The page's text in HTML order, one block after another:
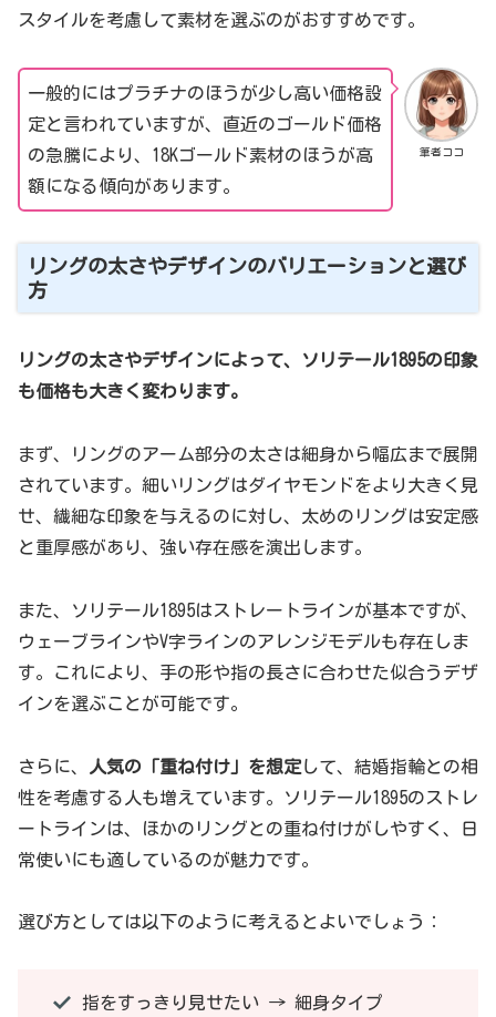
スタイルを考慮して素材を選ぶのがおすすめです。
筆者ココ
一般的にはプラチナのほうが少し高い価格設
定と言われていますが、直近のゴールド価格
の急騰により、18Kゴールド素材のほうが高
額になる傾向があります。
リングの太さやデザインのバリエーションと選び
方
リングの太さやデザインによって、ソリテール1895の印象
も価格も大きく変わります。
まず、リングのアーム部分の太さは細身から幅広まで展開
されています。細いリングはダイヤモンドをより大きく見
せ、繊細な印象を与えるのに対し、太めのリングは安定感
と重厚感があり、強い存在感を演出します。
また、ソリテール1895はストレートラインが基本ですが、
ウェーブラインやV字ラインのアレンジモデルも存在しま
す。これにより、手の形や指の長さに合わせた似合うデザ
インを選ぶことが可能です。
さらに、 人気の「重ね付け」を想定して、結婚指輪との相
性を考慮する人も増えています。ソリテール1895のストレ
ートラインは、ほかのリングとの重ね付けがしやすく、日
常使いにも適しているのが魅力です。
選び方としては以下のように考えるとよいでしょう：
指をすっきり見せたい → 細身タイプ